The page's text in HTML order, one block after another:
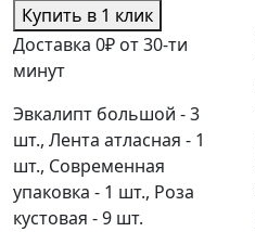
Купить в 1 клик
Доставка 0₽ от 30-ти
минут
Эвкалипт большой - 3
шт., Лента атласная - 1
шт., Современная
упаковка - 1 шт., Роза
кустовая - 9 шт.